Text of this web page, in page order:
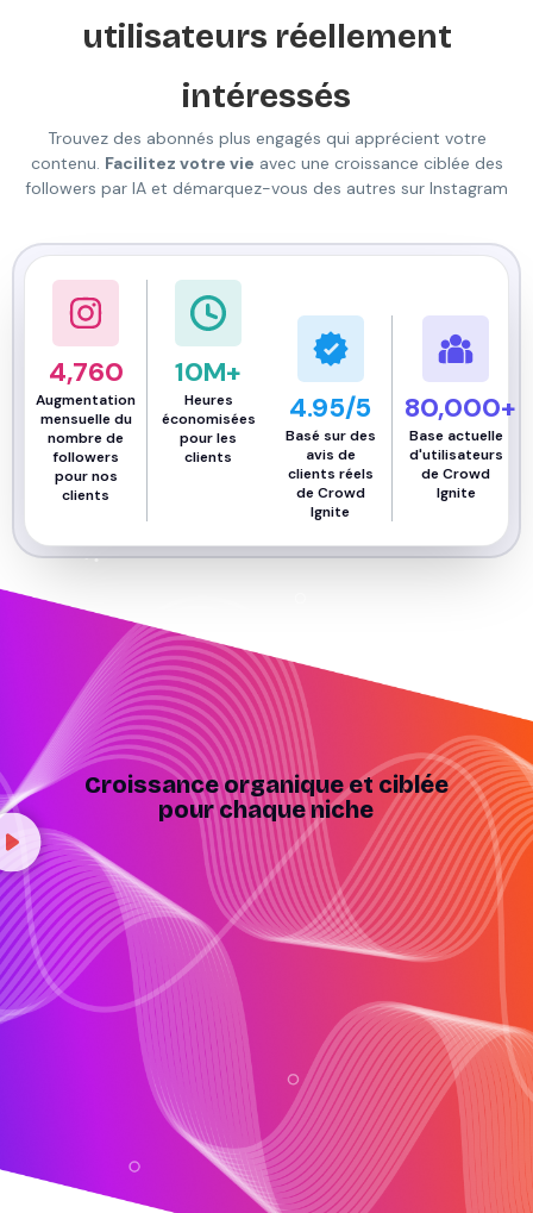
utilisateurs réellement
intéressés
Trouvez des abonnés plus engagés qui apprécient votre
contenu. Facilitez votre vie avec une croissance ciblée des
followers par IA et démarquez-vous des autres sur Instagram
Augmentation
mensuelle du
nombre de
followers
pour nos
clients
4,760
Heures
économisées
pour les
clients
10M+
Basé sur des
avis de
clients réels
de Crowd
Ignite
4.95/5
Base actuelle
d'utilisateurs
de Crowd
Ignite
80,000+
Croissance organique et ciblée
pour chaque niche